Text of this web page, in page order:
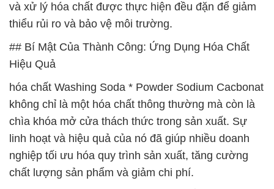
và xử lý hóa chất được thực hiện đều đặn để giảm
thiểu rủi ro và bảo vệ môi trường.
## Bí Mật Của Thành Công: Ứng Dụng Hóa Chất
Hiệu Quả
hóa chất Washing Soda * Powder Sodium Cacbonat
không chỉ là một hóa chất thông thường mà còn là
chìa khóa mở cửa thách thức trong sản xuất. Sự
linh hoạt và hiệu quả của nó đã giúp nhiều doanh
nghiệp tối ưu hóa quy trình sản xuất, tăng cường
chất lượng sản phẩm và giảm chi phí.